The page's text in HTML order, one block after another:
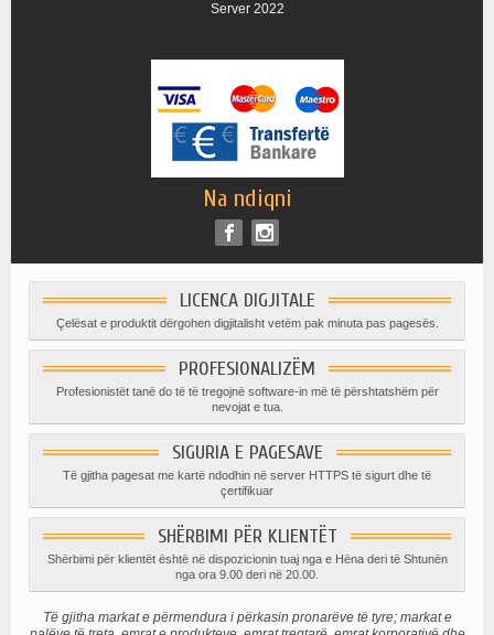
Server 2022
Na ndiqni
LICENCA DIGJITALE
Çelësat e produktit dërgohen digjitalisht vetëm pak minuta pas pagesës.
PROFESIONALIZËM
Profesionistët tanë do të të tregojnë software-in më të përshtatshëm për
nevojat e tua.
SIGURIA E PAGESAVE
Të gjitha pagesat me kartë ndodhin në server HTTPS të sigurt dhe të
çertifikuar
SHËRBIMI PËR KLIENTËT
Shërbimi për klientët është në dispozicionin tuaj nga e Hëna deri të Shtunën
nga ora 9.00 deri në 20.00.
Të gjitha markat e përmendura i përkasin pronarëve të tyre; markat e